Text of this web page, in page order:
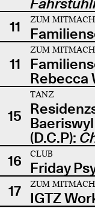
11
ZUM
11
ZUM
Rebecca
15
TANZ
(D.C.P):
16
CLUB
Friday
17
ZUM
IGTZ